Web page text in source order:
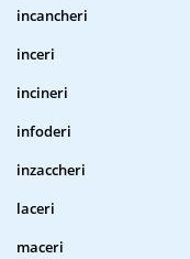
incancheri
inceri
incineri
infoderi
inzaccheri
laceri
maceri